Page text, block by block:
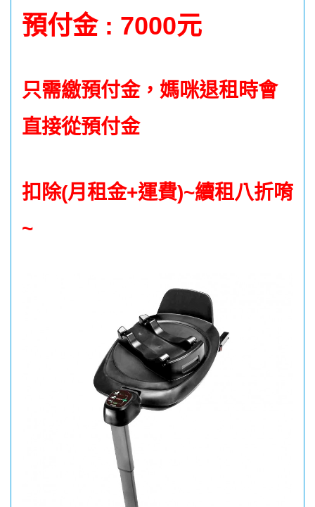
預付金 : 7000元
只需繳預付金，媽咪退租時會
直接從預付金
扣除(月租金+運費)~續租八折唷
~